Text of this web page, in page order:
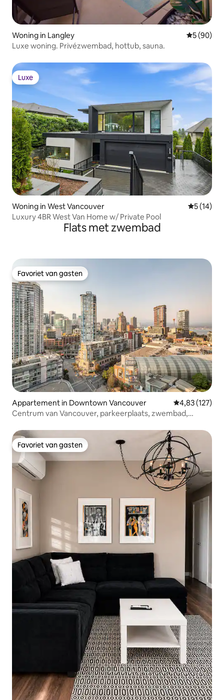
Woning in Langley
5 (90)
Luxe woning. Privézwembad, hottub, sauna.
Luxe
Luxe
Woning in West Vancouver
5 (14)
Luxury 4BR West Van Home w/ Private Pool
Flats met zwembad
Favoriet van gasten
Favoriet van gasten
Appartement in Downtown Vancouver Gemiddelde
4,83 (127)
Centrum van Vancouver, parkeerplaats, zwembad,
Favoriet van gasten
Favoriet van gasten